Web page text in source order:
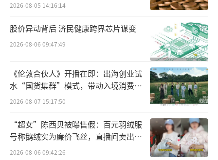
在要客研究院院长周婷看来，决策者更换
主要为增加中国市场的决策自主性和反应速
度，而其对于中国市场的重视，也意味着接下
来加拿大鹅会在中国市场有新的市场策略，并
且会显著增加在中国市场的品牌推广、市场营
销和产品研发等的费用。
“此外，这种频繁更换的背后，也在某种
程度上反映了加拿大鹅在中国市场的发展焦
虑，加拿大鹅想通过换管理层来改善业
2026-08-05 14:16:14
股价异动背后 济民健康跨界芯片谋变
2026-08-06 09:47:49
《伦敦合伙人》开播在即：出海创业试
水“国货集群”模式，带动入境消费反
向种草
2026-08-07 15:17:50
“超女”陈西贝被曝售假：百元羽绒服
号称鹅绒实为廉价飞丝，直播间卖出超
百万元
2026-08-06 09:42:26